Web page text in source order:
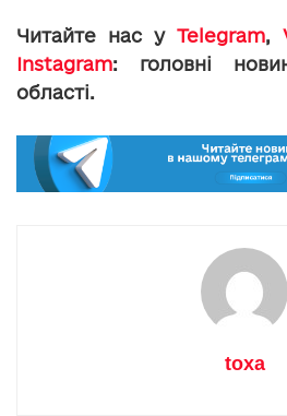
Читайте нас у Telegram,
Instagram: головні
області.
toxa